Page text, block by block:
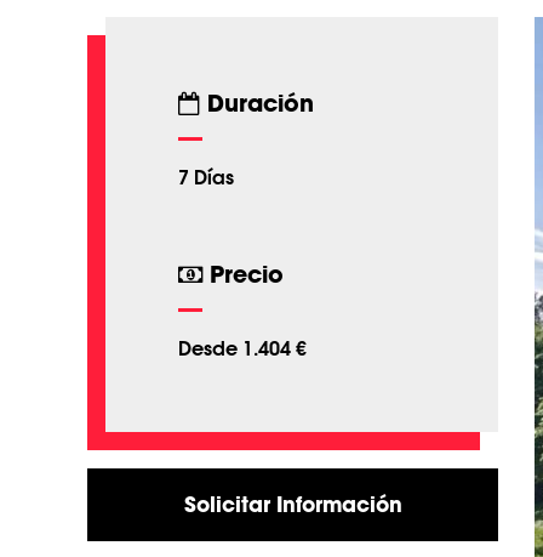
Duración
7 Días
Precio
Desde 1.404 €
Solicitar Información